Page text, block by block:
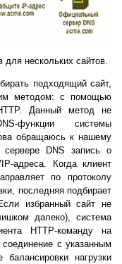
нескольких сайтов.
подходящий сайт,
методом: с помощью
Данный метод не
функции системы
обращаюсь к нашему
сервере DNS запись о
адреса. Когда клиент
по протоколу
последняя подбирает
избранный сайт не
далеко), система
HTTP-команду на
с указанным
нагрузки